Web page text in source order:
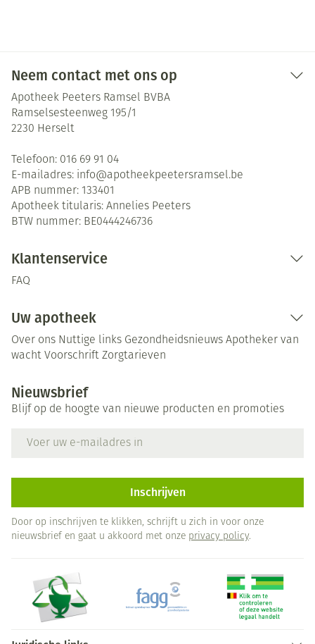
Neem contact met ons op
Apotheek Peeters Ramsel BVBA
Ramselsesteenweg 195/1
2230 Herselt
Telefoon: 016 69 91 04
E-mailadres: info@apotheekpeetersramsel.be
APB nummer: 133401
Apotheek titularis: Annelies Peeters
BTW nummer: BE0444246736
Klantenservice
FAQ
Uw apotheek
Over ons Nuttige links Gezondheidsnieuws Apotheker van
wacht Voorschrift Zorgtarieven
Nieuwsbrief
Blijf op de hoogte van nieuwe producten en promoties
Inschrijven
Door op inschrijven te klikken, schrijft u zich in voor onze
nieuwsbrief en gaat u akkoord met onze privacy policy.